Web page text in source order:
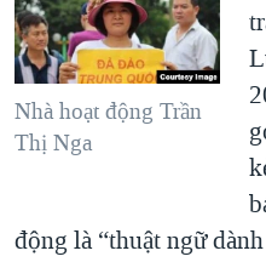
Nhà hoạt động Trần
Thị Nga
động là “thuật ngữ